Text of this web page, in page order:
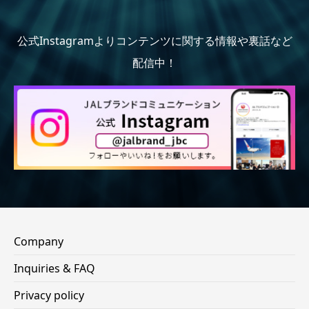
公式Instagramよりコンテンツに関する情報や裏話など
配信中！
Company
Inquiries & FAQ
Privacy policy